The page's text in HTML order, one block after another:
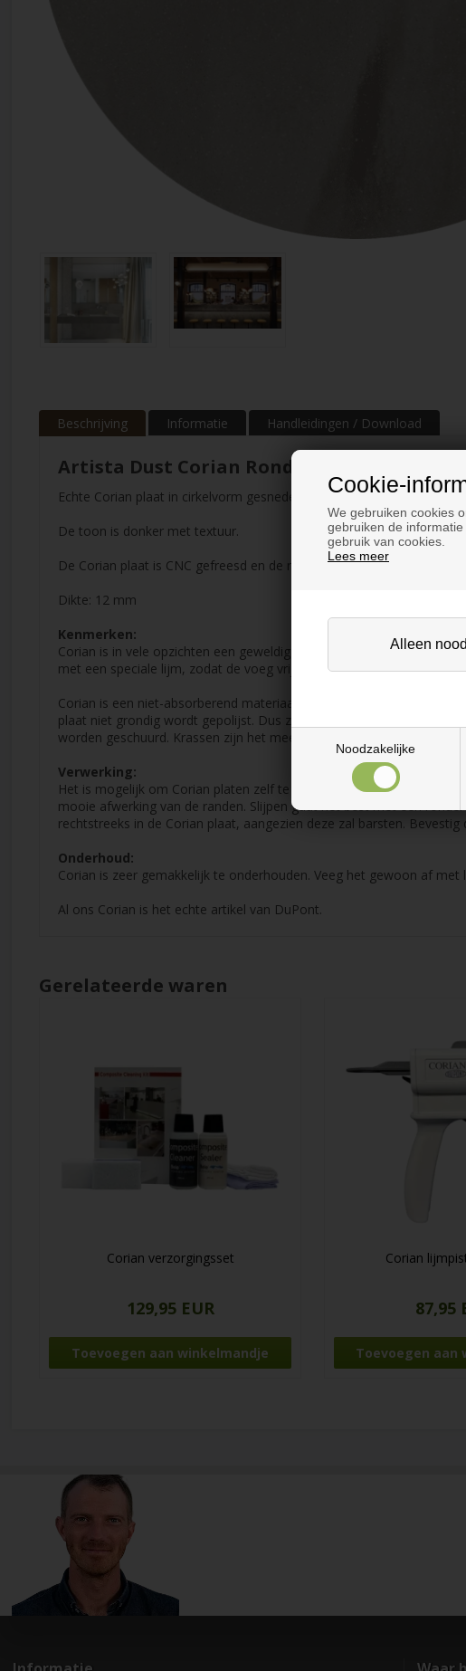
Cookie-
We gebruiken cookies
gebruiken de
gebruik van cookies.
Lees meer
Noodzakelijke
Beschrijving Informatie Handleidingen / Download
Artista Dust Corian Rond 12 mm
Echte Corian plaat in cirkelvorm gesneden op uw maten in de kleur
De toon is donker met textuur.
De Corian plaat is CNC gefreesd en de randen zijn licht afgerond.
Dikte: 12 mm
Kenmerken:
Corian is in vele opzichten een geweldig product. Het is slijtvast en
met een speciale lijm, zodat de voeg vrijwel onzichtbaar is. Dit
Corian is een niet-absorberend materiaal, dus gewone vloeistoffen
plaat niet grondig wordt gepolijst. Dus zorg ervoor dat je goed
worden geschuurd. Krassen zijn het meest zichtbaar in donkere, effen
Verwerking:
Het is mogelijk om Corian platen zelf te verwerken en te snijden.
mooie afwerking van de randen. Slijpen gaat het best met een
rechtstreeks in de Corian plaat, aangezien deze zal barsten.
Onderhoud:
Corian is zeer gemakkelijk te onderhouden. Veeg het gewoon af
Al ons Corian is het echte artikel van DuPont.
Gerelateerde waren
Corian verzorgingsset
129,95 EUR
Corian
87,95